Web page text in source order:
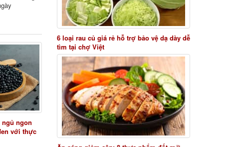
ngon
với thực
6 loại rau củ giá rẻ hỗ trợ bảo vệ dạ dày dễ
tìm tại chợ Việt